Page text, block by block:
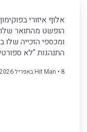
אלוף איזורי
הופשט מהתואר שלו
ומכספי הזכייה שלו
התנהגות "לא
Hit Man 8 באפריל 2026